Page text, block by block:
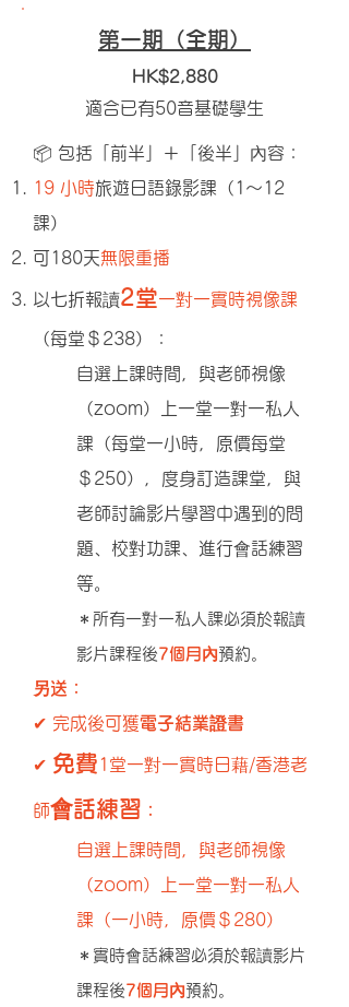
第一期（全期）
HK$2,880
適合已有50音基礎學生
📦 包括「前半」＋「後半」內容：
19 小時旅遊日語錄影課（1～12
課）
可180天無限重播
以七折報讀2堂一對一實時視像課
（每堂＄238）：
自選上課時間，與老師視像
（zoom）上一堂一對一私人
課（每堂一小時，原價每堂
＄250），度身訂造課堂，與
老師討論影片學習中遇到的問
題、校對功課、進行會話練習
等。
＊所有一對一私人課必須於報讀
影片課程後7個月內預約。
另送：
⁠✔ 完成後可獲電子結業證書
✔ 免費1堂一對一實時 日藉/香港老
師會話練習 ：
自選上課時間，與老師視像
（zoom）上一堂一對一私人
課（一小時，原價＄280）
＊實時會話練習必須於報讀影片
課程後7個月內預約。